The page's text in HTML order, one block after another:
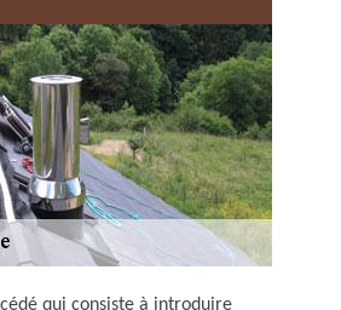
qui consiste à introduire